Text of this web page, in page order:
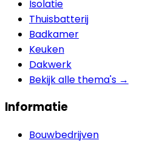
Isolatie
Thuisbatterij
Badkamer
Keuken
Dakwerk
Bekijk alle thema's →
Informatie
Bouwbedrijven